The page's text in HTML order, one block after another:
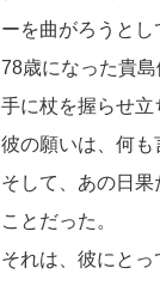
ーを曲がろうとし
78歳になった貴
手に杖を握らせ立
彼の願いは、何も
そして、あの日果
ことだった。
それは、彼にとっ